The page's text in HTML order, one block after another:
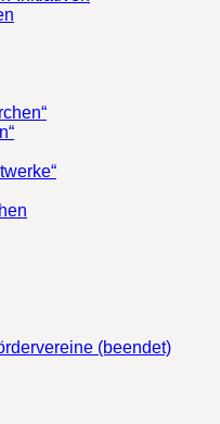
(beendet)